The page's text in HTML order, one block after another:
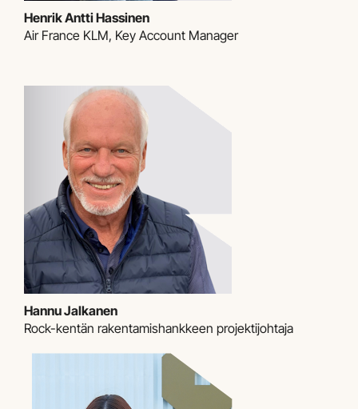
Henrik Antti Hassinen
​​​​​​​Air France KLM, Key Account Manager
Hannu Jalkanen
Rock-kentän rakentamishankkeen projektijohtaja